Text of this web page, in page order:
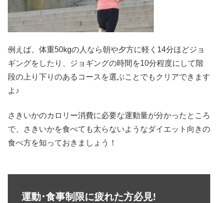
例えば、体重50kgの人なら朝や夕方に軽く14分ほどジョ
ギングをしたり、ジョギングの時間を10分程度にして階
段の上り下りのあるコースを選ぶことでもクリアできます
よ♪
さきいかのカロリー消費に必要な運動量が分かったところ
で、さきいかを食べても太らないようなダイエット向きの
食べ方を知っておきましょう！
運動･食事制限に疲れた方必見!